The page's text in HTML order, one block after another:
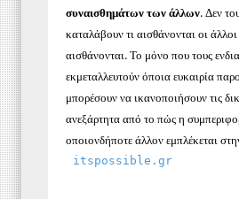
συναισθημάτων των άλλων. Δεν
καταλάβουν τι αισθάνονται οι άλλοι
αισθάνονται. Το μόνο που τους
εκμεταλλευτούν όποια ευκαιρία
μπορέσουν να ικανοποιήσουν τις
ανεξάρτητα από το πώς η
οποιονδήποτε άλλον εμπλέκεται
itspossible.gr